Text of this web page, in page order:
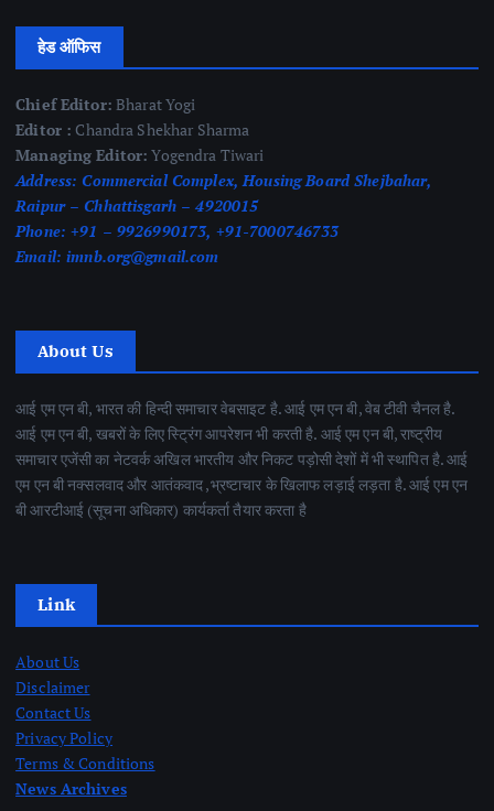
हेड ऑफिस
Chief Editor: Bharat Yogi
Editor : Chandra Shekhar Sharma
Managing Editor: Yogendra Tiwari
Address: Commercial Complex, Housing Board Shejbahar,
Raipur – Chhattisgarh – 4920015
Phone: +91 – 9926990173, +91-7000746733
Email: imnb.org@gmail.com
About Us
आई एम एन बी, भारत की हिन्दी समाचार वेबसाइट है. आई एम एन बी, वेब टीवी चैनल है.
आई एम एन बी, खबरों के लिए स्ट्रिंग आपरेशन भी करती है. आई एम एन बी, राष्ट्रीय
समाचार एजेंसी का नेटवर्क अखिल भारतीय और निकट पड़ोसी देशों में भी स्थापित है. आई
एम एन बी नक्सलवाद और आतंकवाद ,भ्रष्टाचार के खिलाफ लड़ाई लड़ता है. आई एम एन
बी आरटीआई (सूचना अधिकार) कार्यकर्ता तैयार करता है
Link
About Us
Disclaimer
Contact Us
Privacy Policy
Terms & Conditions
News Archives